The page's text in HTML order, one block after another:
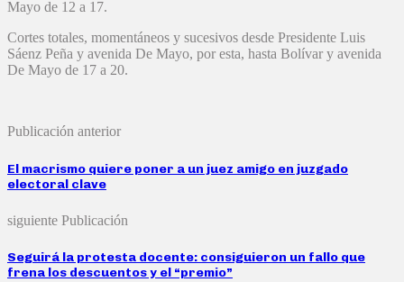
Mayo de 12 a 17.
Cortes totales, momentáneos y sucesivos desde Presidente Luis
Sáenz Peña y avenida De Mayo, por esta, hasta Bolívar y avenida
De Mayo de 17 a 20.
Publicación anterior
El macrismo quiere poner a un juez amigo en juzgado
electoral clave
siguiente Publicación
Seguirá la protesta docente: consiguieron un fallo que
frena los descuentos y el “premio”